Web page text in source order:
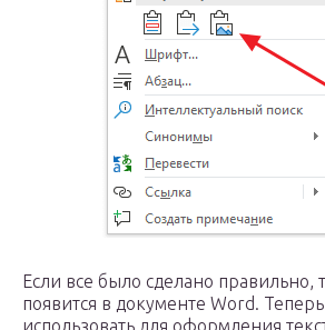
Если все было сделано правильно,
появится в документе Word.
использовать для оформления